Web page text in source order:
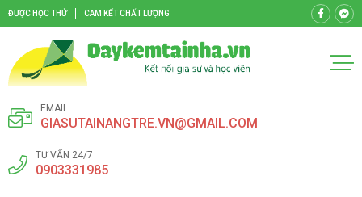
ĐƯỢC HỌC THỬ CAM KẾT CHẤT LƯỢNG
EMAIL
GIASUTAINANGTRE.VN@GMAIL.COM
TƯ VẤN 24/7
0903331985